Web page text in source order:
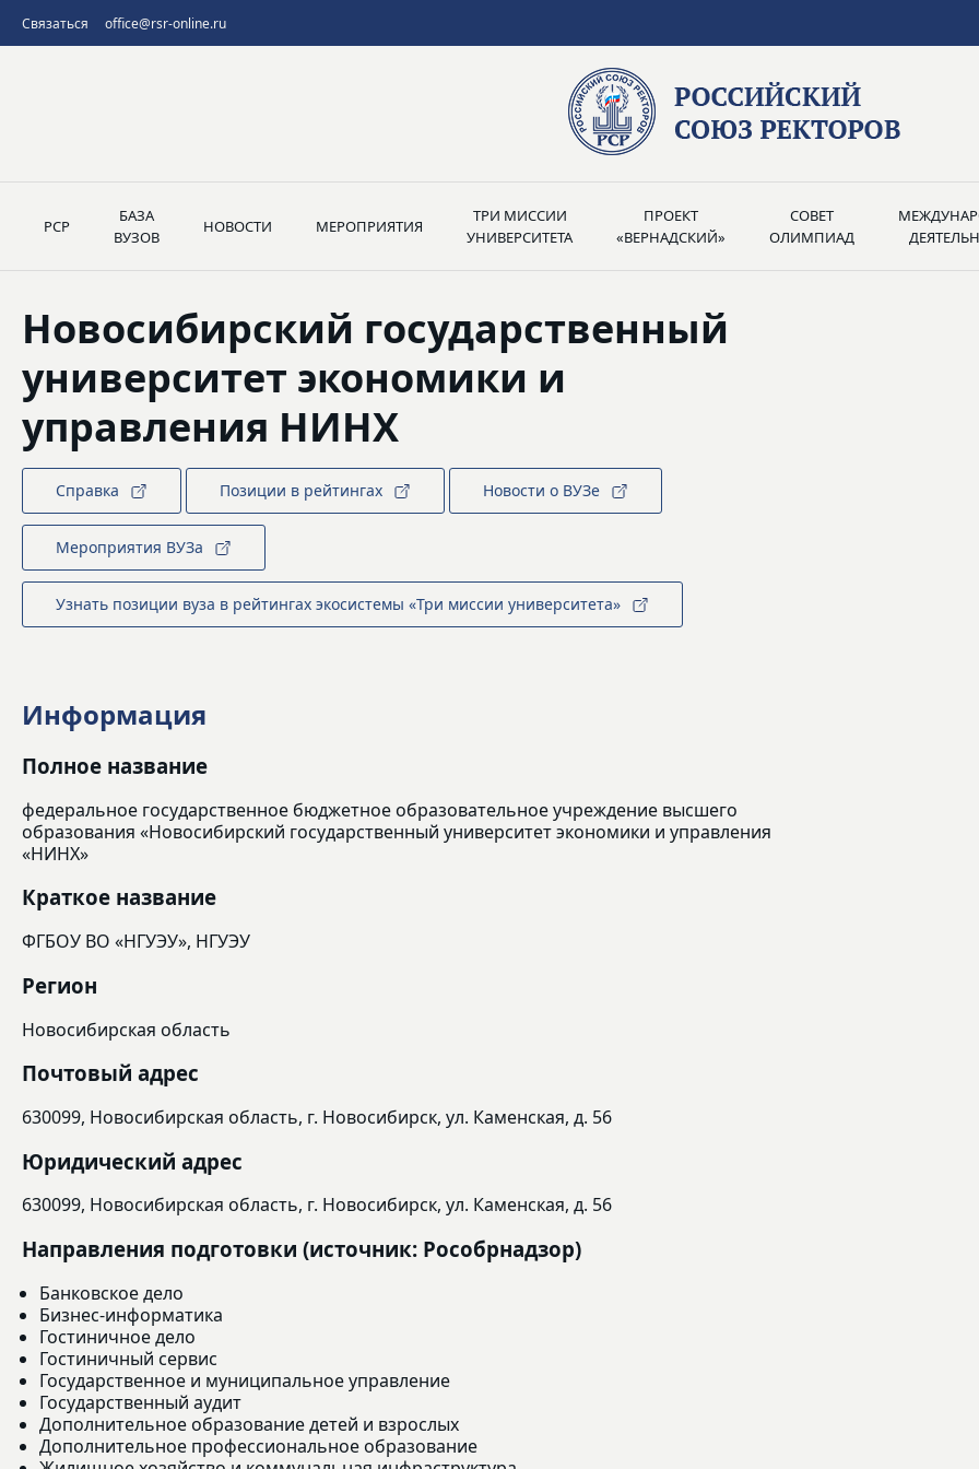
Связаться office@rsr-online.ru
РСР
БАЗА
ВУЗОВ
НОВОСТИ МЕРОПРИЯТИЯ
ТРИ МИССИИ
УНИВЕРСИТЕТА
ПРОЕКТ
«ВЕРНАДСКИЙ»
СОВЕТ
ОЛИМПИАД
Новосибирский государственный
университет экономики и
управления НИНХ
Справка Позиции в рейтингах Новости о ВУЗе
Мероприятия ВУЗа
Узнать позиции вуза в рейтингах экосистемы «Три миссии университета»
Информация
Полное название
федеральное государственное бюджетное образовательное учреждение высшего
образования «Новосибирский государственный университет экономики и управления
«НИНХ»
Краткое название
ФГБОУ ВО «НГУЭУ», НГУЭУ
Регион
Новосибирская область
Почтовый адрес
630099, Новосибирская область, г. Новосибирск, ул. Каменская, д. 56
Юридический адрес
630099, Новосибирская область, г. Новосибирск, ул. Каменская, д. 56
Направления подготовки (источник: Рособрнадзор)
Банковское дело
Бизнес-информатика
Гостиничное дело
Гостиничный сервис
Государственное и муниципальное управление
Государственный аудит
Дополнительное образование детей и взрослых
Дополнительное профессиональное образование